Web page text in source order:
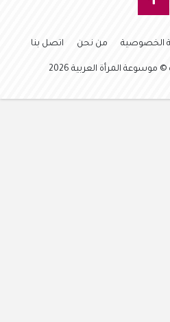
الخصوصية من نحن اتصل بنا
المرأة العربية 2026